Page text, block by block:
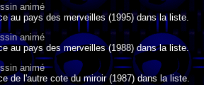
animé
au pays des merveilles (1995) dans la liste.
animé
au pays des merveilles (1988) dans la liste.
animé
de l'autre cote du miroir (1987) dans la liste.